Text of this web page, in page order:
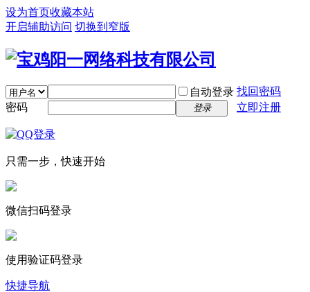
设为首页收藏本站
开启辅助访问 切换到窄版
自动登录 找回密码
密码
登录 立即注册
只需一步，快速开始
微信扫码登录
使用验证码登录
快捷导航